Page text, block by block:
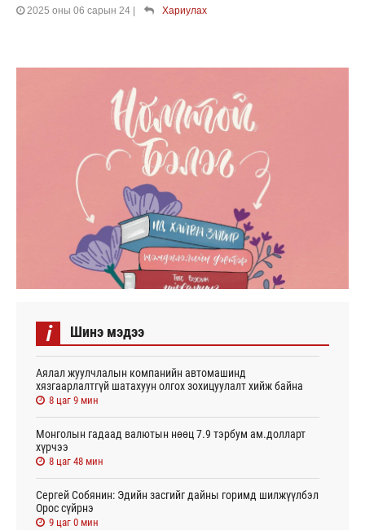
2025 оны 06 сарын 24 Хариулах
i Шинэ мэдээ
Аялал жуулчлалын компанийн автомашинд
хязгаарлалтгүй шатахуун олгох зохицуулалт хийж байна
8 цаг 9 мин
Монголын гадаад валютын нөөц 7.9 тэрбум ам.долларт
хүрчээ
8 цаг 48 мин
Сергей Собянин: Эдийн засгийг дайны горимд шилжүүлбэл
Орос сүйрнэ
9 цаг 0 мин